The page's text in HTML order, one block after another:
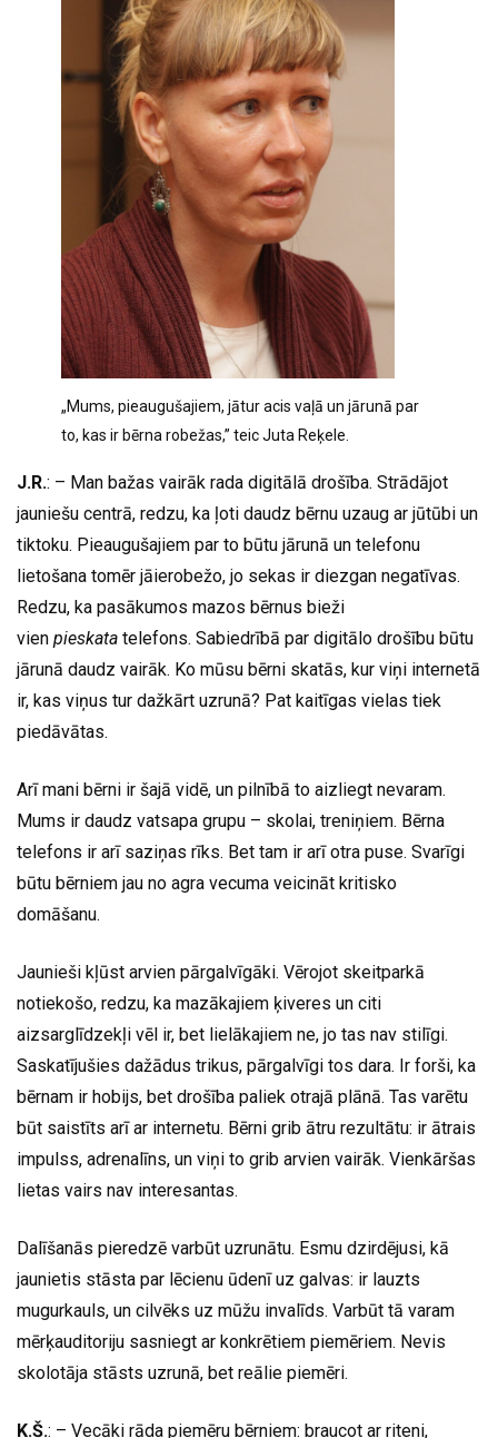
„Mums, pieaugušajiem, jātur acis vaļā un jārunā par
to, kas ir bērna robežas,” teic Juta Reķele.
J.R.: – Man bažas vairāk rada digitālā drošība. Strādājot
jauniešu centrā, redzu, ka ļoti daudz bērnu uzaug ar jūtūbi un
tiktoku. Pieaugušajiem par to būtu jārunā un telefonu
lietošana tomēr jāierobežo, jo sekas ir diezgan negatīvas.
Redzu, ka pasākumos mazos bērnus bieži
vien pieskata telefons. Sabiedrībā par digitālo drošību būtu
jārunā daudz vairāk. Ko mūsu bērni skatās, kur viņi internetā
ir, kas viņus tur dažkārt uzrunā? Pat kaitīgas vielas tiek
piedāvātas.
Arī mani bērni ir šajā vidē, un pilnībā to aizliegt nevaram.
Mums ir daudz vatsapa grupu – skolai, treniņiem. Bērna
telefons ir arī saziņas rīks. Bet tam ir arī otra puse. Svarīgi
būtu bērniem jau no agra vecuma veicināt kritisko
domāšanu.
Jaunieši kļūst arvien pārgalvīgāki. Vērojot skeitparkā
notiekošo, redzu, ka mazākajiem ķiveres un citi
aizsarglīdzekļi vēl ir, bet lielākajiem ne, jo tas nav stilīgi.
Saskatījušies dažādus trikus, pārgalvīgi tos dara. Ir forši, ka
bērnam ir hobijs, bet drošība paliek otrajā plānā. Tas varētu
būt saistīts arī ar internetu. Bērni grib ātru rezultātu: ir ātrais
impulss, adrenalīns, un viņi to grib arvien vairāk. Vienkāršas
lietas vairs nav interesantas.
Dalīšanās pieredzē varbūt uzrunātu. Esmu dzirdējusi, kā
jaunietis stāsta par lēcienu ūdenī uz galvas: ir lauzts
mugurkauls, un cilvēks uz mūžu invalīds. Varbūt tā varam
mērķauditoriju sasniegt ar konkrētiem piemēriem. Nevis
skolotāja stāsts uzrunā, bet reālie piemēri.
K.Š.: – Vecāki rāda piemēru bērniem: braucot ar riteni,